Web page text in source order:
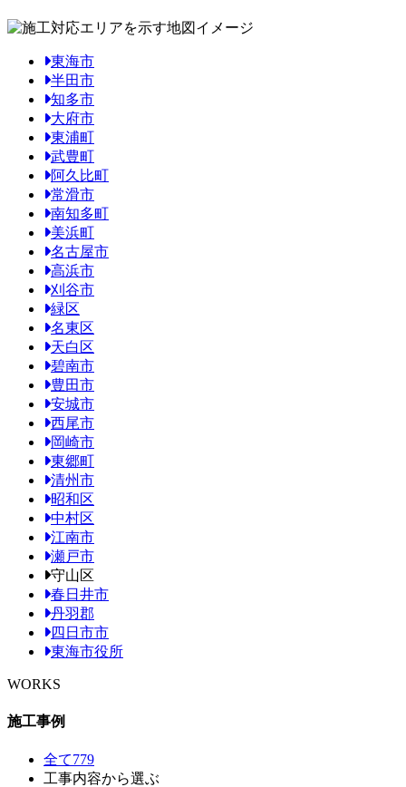
東海市
半田市
知多市
大府市
東浦町
武豊町
阿久比町
常滑市
南知多町
美浜町
名古屋市
高浜市
刈谷市
緑区
名東区
天白区
碧南市
豊田市
安城市
西尾市
岡崎市
東郷町
清州市
昭和区
中村区
江南市
瀬戸市
守山区
春日井市
丹羽郡
四日市市
東海市役所
WORKS
施工事例
全て779
工事内容から選ぶ